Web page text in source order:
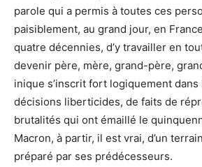
parole qui a permis à toutes ces
paisiblement, au grand jour, en
quatre décennies, d’y travailler en
devenir père, mère, grand-père,
inique s’inscrit fort logiquement
décisions liberticides, de faits de
brutalités qui ont émaillé le
Macron, à partir, il est vrai, d’un
préparé par ses prédécesseurs.